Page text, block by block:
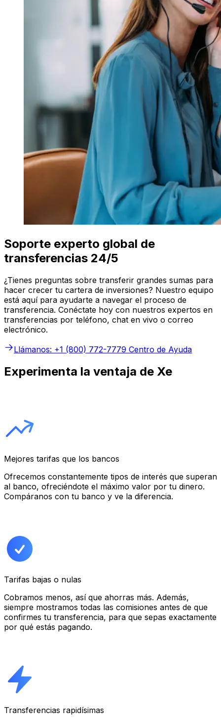
Soporte experto global de
transferencias 24/5
¿Tienes preguntas sobre transferir grandes sumas para
hacer crecer tu cartera de inversiones? Nuestro equipo
está aquí para ayudarte a navegar el proceso de
transferencia. Conéctate hoy con nuestros expertos en
transferencias por teléfono, chat en vivo o correo
electrónico.
Llámanos: +1 (800) 772-7779 Centro de Ayuda
Experimenta la ventaja de Xe
Mejores tarifas que los bancos
Ofrecemos constantemente tipos de interés que superan
al banco, ofreciéndote el máximo valor por tu dinero.
Compáranos con tu banco y ve la diferencia.
Tarifas bajas o nulas
Cobramos menos, así que ahorras más. Además,
siempre mostramos todas las comisiones antes de que
confirmes tu transferencia, para que sepas exactamente
por qué estás pagando.
Transferencias rapidísimas